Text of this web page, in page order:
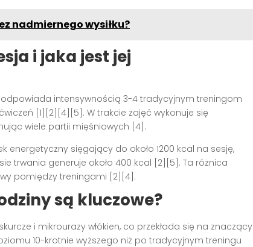
nadmiernego wysiłku?
i jaka jest jej
intensywnością 3-4 tradycyjnym treningom
[1][2][4][5]. W trakcie zajęć wykonuje się
wiele partii mięśniowych [4].
sięgający do około 1200 kcal na sesję,
trwania generuje około 400 kcal [2][5]. Ta różnica
pomiędzy treningami [2][4].
są kluczowe?
i mikrourazy włókien, co przekłada się na znaczący
10-krotnie wyższego niż po tradycyjnym treningu